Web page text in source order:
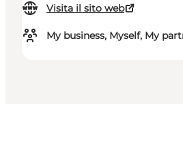
Visita il sito web
My business, Myself, My